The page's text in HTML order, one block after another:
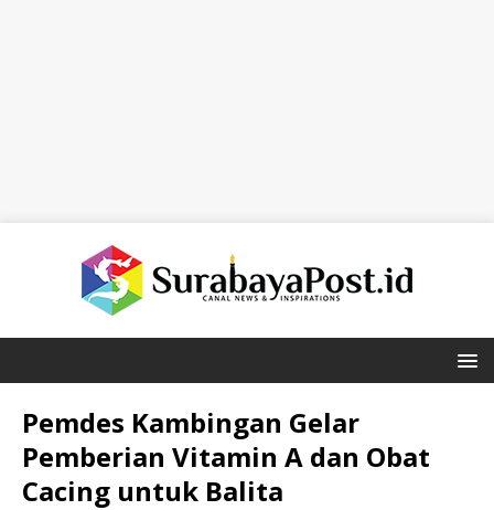
Pemdes Kambingan Gelar
Pemberian Vitamin A dan Obat
Cacing untuk Balita